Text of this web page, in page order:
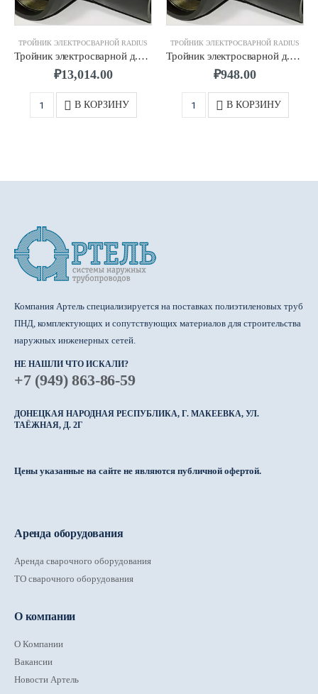
ТРОЙНИК ЭЛЕКТРОСВАРНОЙ RADIUS
Тройник электросварной д.0225 SDR11 ПЭ100 RADIUS
₽13,014.00
В КОРЗИНУ
ТРОЙНИК ЭЛЕКТРОСВАРНОЙ RADIUS
Тройник электросварной д.0050 SDR11 ПЭ100 RADIUS
₽948.00
В КОРЗИНУ
Компания Артель специализируется на поставках полиэтиленовых труб
ПНД, комплектующих и сопутствующих материалов для строительства
наружных инженерных сетей.
НЕ НАШЛИ ЧТО ИСКАЛИ?
+7 (949) 863-86-59
ДОНЕЦКАЯ НАРОДНАЯ РЕСПУБЛИКА, Г. МАКЕЕВКА, УЛ.
ТАЁЖНАЯ, Д. 2Г
Цены указанные на сайте не являются публичной офертой.
Аренда оборудования
Аренда сварочного оборудования
ТО сварочного оборудования
О компании
О Компании
Вакансии
Новости Артель